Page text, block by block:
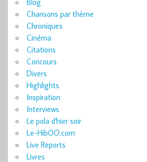
Chansons par thème
Chroniques
Cinéma
Citations
Concours
Divers
Highlights
Inspiration
Interviews
Le pola d'hier soir
Le-HibOO.com
Live Reports
Livres